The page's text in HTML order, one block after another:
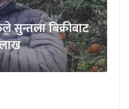
सुन्तला बिक्रीबाट